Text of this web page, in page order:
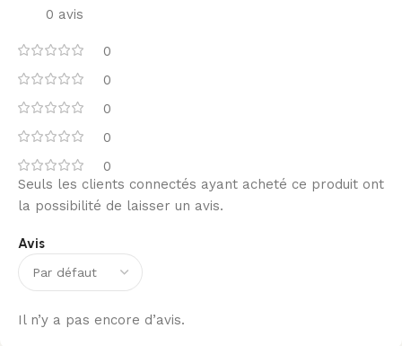
0 avis
0
0
0
0
0
Avis
Il n’y a pas encore d’avis.
Seuls les clients connectés ayant acheté ce produit ont
la possibilité de laisser un avis.